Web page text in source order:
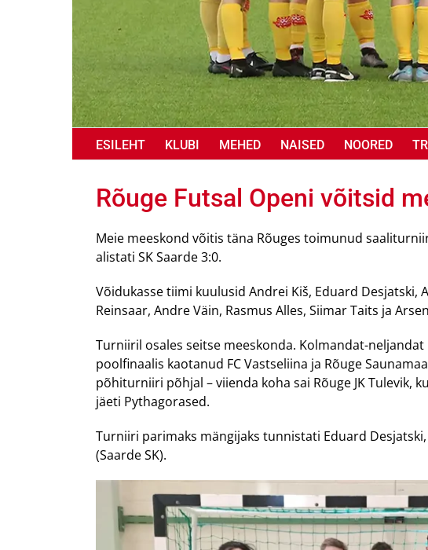
ESILEHT KLUBI MEHED NAISED NOORED
Rõuge Futsal Openi võitsid
Meie meeskond võitis täna Rõuges toimunud
alistati SK Saarde 3:0.
Võidukasse tiimi kuulusid Andrei Kiš, Eduard Desjatski,
Reinsaar, Andre Väin, Rasmus Alles, Siimar Taits ja
Turniiril osales seitse meeskonda. Kolmandat-
poolfinaalis kaotanud FC Vastseliina ja Rõuge
põhiturniiri põhjal – viienda koha sai Rõuge JK Tulevik,
jäeti Pythagorased.
Turniiri parimaks mängijaks tunnistati Eduard
(Saarde SK).